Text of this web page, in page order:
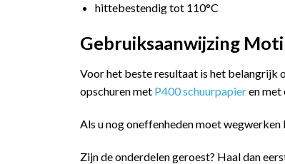
hittebestendig tot 110°C
Gebruiksaanwijzing
Voor het beste resultaat is het belangrijk
opschuren met P400 schuurpapieren met
Als u nog oneffenheden moet wegwerken
Zijn de onderdelen geroest? Haal dan